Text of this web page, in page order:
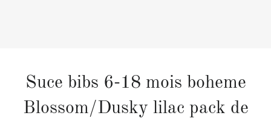
Suce bibs 6-18 mois boheme
Blossom/Dusky lilac pack de